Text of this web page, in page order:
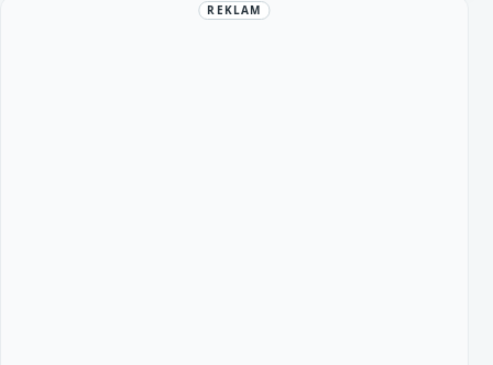
REKLAM